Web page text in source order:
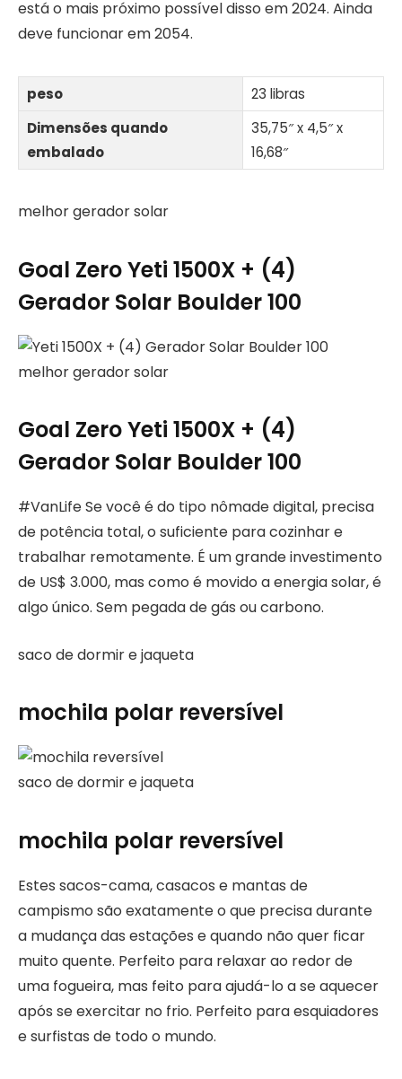
está o mais próximo possível disso em 2024. Ainda
deve funcionar em 2054.
peso
23 libras
Dimensões quando
embalado
35,75″ x 4,5″ x
16,68″
melhor gerador solar
Goal Zero Yeti 1500X + (4)
Gerador Solar Boulder 100
melhor gerador solar
Goal Zero Yeti 1500X + (4)
Gerador Solar Boulder 100
#VanLife Se você é do tipo nômade digital, precisa
de potência total, o suficiente para cozinhar e
trabalhar remotamente. É um grande investimento
de US$ 3.000, mas como é movido a energia solar, é
algo único. Sem pegada de gás ou carbono.
saco de dormir e jaqueta
mochila polar reversível
saco de dormir e jaqueta
mochila polar reversível
Estes sacos-cama, casacos e mantas de
campismo são exatamente o que precisa durante
a mudança das estações e quando não quer ficar
muito quente. Perfeito para relaxar ao redor de
uma fogueira, mas feito para ajudá-lo a se aquecer
após se exercitar no frio. Perfeito para esquiadores
e surfistas de todo o mundo.